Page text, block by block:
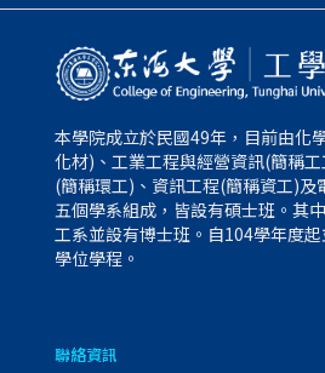
本學院成立於民國49年，目前由化
化材)、工業工程與經營資訊(簡稱
(簡稱環工)、資訊工程(簡稱資工)及
五個學系組成，皆設有碩士班。其
工系並設有博士班。自104學年度
學位學程。
聯絡資訊